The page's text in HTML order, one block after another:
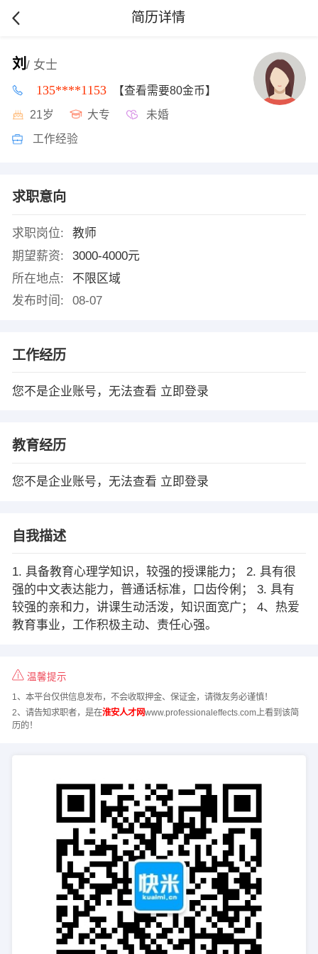
简历详情
刘 / 女士
135****1153 【查看需要80金币】
21岁 大专 未婚
工作经验
求职意向
求职岗位:
教师
期望薪资:
3000-4000元
所在地点:
不限区域
发布时间:
08-07
工作经历
您不是企业账号，无法查看 立即登录
教育经历
您不是企业账号，无法查看 立即登录
自我描述
1. 具备教育心理学知识，较强的授课能力； 2. 具有很
强的中文表达能力，普通话标准，口齿伶俐； 3. 具有
较强的亲和力，讲课生动活泼，知识面宽广； 4、热爱
教育事业，工作积极主动、责任心强。
温馨提示
1、本平台仅供信息发布，不会收取押金、保证金，请微友务必谨慎！
2、请告知求职者，是在淮安人才网www.professionaleffects.com上看到该简
历的！